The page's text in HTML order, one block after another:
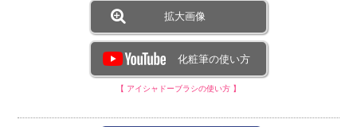
拡大画像
化粧筆の使い方
【 アイシャドーブラシの使い方 】